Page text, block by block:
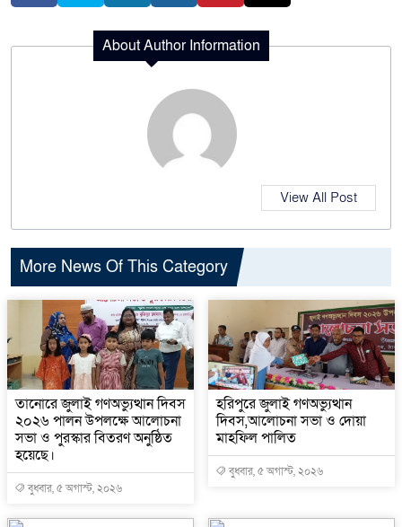
About Author Information
View All Post
More News Of This Category
তানোরে জুলাই গণঅভ্যুত্থান দিবস
২০২৬ পালন উপলক্ষে আলোচনা
সভা ও পুরস্কার বিতরণ অনুষ্ঠিত
হয়েছে।
বুধবার, ৫ অগাস্ট, ২০২৬
হরিপুরে জুলাই গণঅভ্যুত্থান
দিবস,আলোচনা সভা ও দোয়া
মাহফিল পালিত ‎
বুধবার, ৫ অগাস্ট, ২০২৬